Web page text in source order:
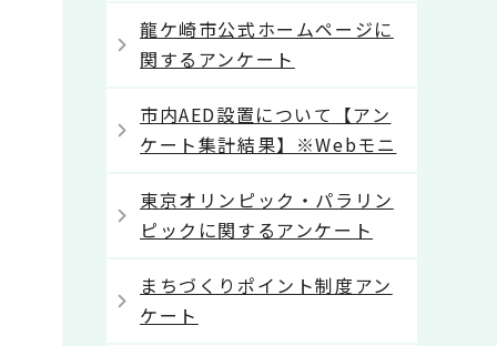
龍ケ崎市公式ホームページに
関するアンケート
市内AED設置について【アン
ケート集計結果】※Webモニ
東京オリンピック・パラリン
ピックに関するアンケート
まちづくりポイント制度アン
ケート